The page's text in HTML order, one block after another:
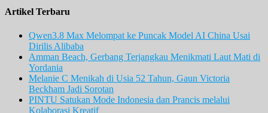
Artikel Terbaru
Qwen3.8 Max Melompat ke Puncak Model AI China Usai
Dirilis Alibaba
Amman Beach, Gerbang Terjangkau Menikmati Laut Mati di
Yordania
Melanie C Menikah di Usia 52 Tahun, Gaun Victoria
Beckham Jadi Sorotan
PINTU Satukan Mode Indonesia dan Prancis melalui
Kolaborasi Kreatif